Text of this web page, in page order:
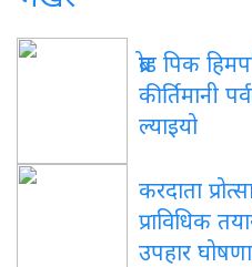
ब्रोड पिक
कीर्तिमानी
ल्याइयो
करदाता
प्राविधिक
उपहार